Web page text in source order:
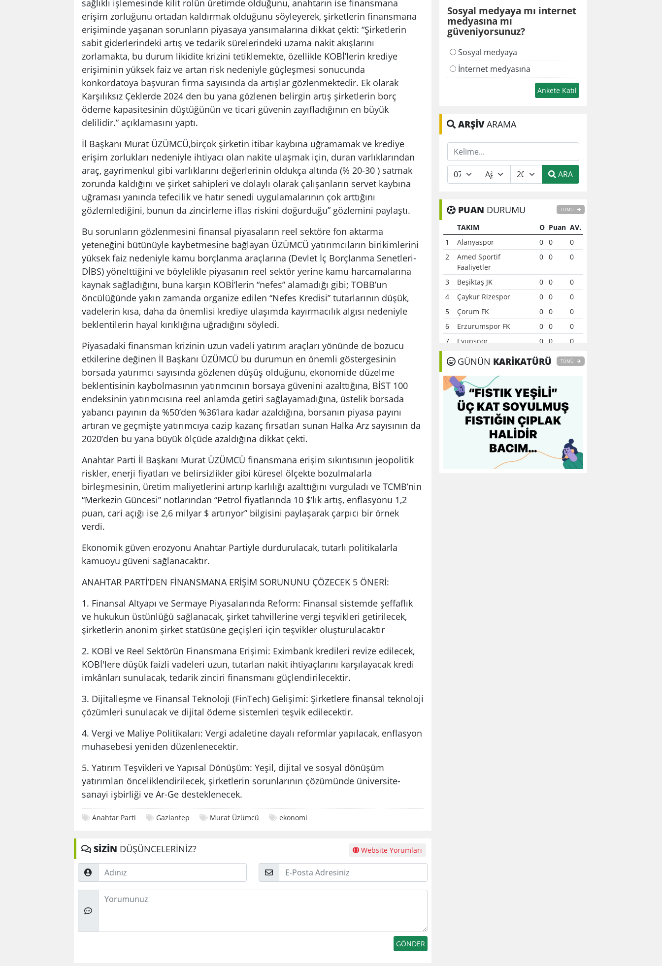
sağlıklı işlemesinde kilit rolün üretimde olduğunu, anahtarın ise finansmana
erişim zorluğunu ortadan kaldırmak olduğunu söyleyerek, şirketlerin finansmana
erişiminde yaşanan sorunların piyasaya yansımalarına dikkat çekti: “Şirketlerin
sabit giderlerindeki artış ve tedarik sürelerindeki uzama nakit akışlarını
zorlamakta, bu durum likidite krizini tetiklemekte, özellikle KOBİ’lerin krediye
erişiminin yüksek faiz ve artan risk nedeniyle güçleşmesi sonucunda
konkordatoya başvuran firma sayısında da artışlar gözlenmektedir. Ek olarak
Karşılıksız Çeklerde 2024 den bu yana gözlenen belirgin artış şirketlerin borç
ödeme kapasitesinin düştüğünün ve ticari güvenin zayıfladığının en büyük
delilidir.” açıklamasını yaptı.
İl Başkanı Murat ÜZÜMCÜ,birçok şirketin itibar kaybına uğramamak ve krediye
erişim zorlukları nedeniyle ihtiyacı olan nakite ulaşmak için, duran varlıklarından
araç, gayrimenkul gibi varlıklarını değerlerinin oldukça altında (% 20-30 ) satmak
zorunda kaldığını ve şirket sahipleri ve dolaylı olarak çalışanların servet kaybına
uğraması yanında tefecilik ve hatır senedi uygulamalarının çok arttığını
gözlemlediğini, bunun da zincirleme iflas riskini doğurduğu” gözlemini paylaştı.
Bu sorunların gözlenmesini finansal piyasaların reel sektöre fon aktarma
yeteneğini bütünüyle kaybetmesine bağlayan ÜZÜMCÜ yatırımcıların birikimlerini
yüksek faiz nedeniyle kamu borçlanma araçlarına (Devlet İç Borçlanma Senetleri-
DİBS) yönelttiğini ve böylelikle piyasanın reel sektör yerine kamu harcamalarına
kaynak sağladığını, buna karşın KOBİ’lerin “nefes” alamadığı gibi; TOBB’un
öncülüğünde yakın zamanda organize edilen “Nefes Kredisi” tutarlarının düşük,
vadelerin kısa, daha da önemlisi krediye ulaşımda kayırmacılık algısı nedeniyle
beklentilerin hayal kırıklığına uğradığını söyledi.
Piyasadaki finansman krizinin uzun vadeli yatırım araçları yönünde de bozucu
etkilerine değinen İl Başkanı ÜZÜMCÜ bu durumun en önemli göstergesinin
borsada yatırımcı sayısında gözlenen düşüş olduğunu, ekonomide düzelme
beklentisinin kaybolmasının yatırımcının borsaya güvenini azalttığına, BİST 100
endeksinin yatırımcısına reel anlamda getiri sağlayamadığına, üstelik borsada
yabancı payının da %50’den %36’lara kadar azaldığına, borsanın piyasa payını
artıran ve geçmişte yatırımcıya cazip kazanç fırsatları sunan Halka Arz sayısının da
2020’den bu yana büyük ölçüde azaldığına dikkat çekti.
Anahtar Parti İl Başkanı Murat ÜZÜMCÜ finansmana erişim sıkıntısının jeopolitik
riskler, enerji fiyatları ve belirsizlikler gibi küresel ölçekte bozulmalarla
birleşmesinin, üretim maliyetlerini artırıp karlılığı azalttığını vurguladı ve TCMB’nin
“Merkezin Güncesi” notlarından “Petrol fiyatlarında 10 $’lık artış, enflasyonu 1,2
puan, cari açığı ise 2,6 milyar $ artırıyor” bilgisini paylaşarak çarpıcı bir örnek
verdi.
Ekonomik güven erozyonu Anahtar Partiyle durdurulacak, tutarlı politikalarla
kamuoyu güveni sağlanacaktır.
ANAHTAR PARTİ’DEN FİNANSMANA ERİŞİM SORUNUNU ÇÖZECEK 5 ÖNERİ:
1. Finansal Altyapı ve Sermaye Piyasalarında Reform: Finansal sistemde şeffaflık
ve hukukun üstünlüğü sağlanacak, şirket tahvillerine vergi teşvikleri getirilecek,
şirketlerin anonim şirket statüsüne geçişleri için teşvikler oluşturulacaktır
2. KOBİ ve Reel Sektörün Finansmana Erişimi: Eximbank kredileri revize edilecek,
KOBİ'lere düşük faizli vadeleri uzun, tutarları nakit ihtiyaçlarını karşılayacak kredi
imkânları sunulacak, tedarik zinciri finansmanı güçlendirilecektir.
3. Dijitalleşme ve Finansal Teknoloji (FinTech) Gelişimi: Şirketlere finansal teknoloji
çözümleri sunulacak ve dijital ödeme sistemleri teşvik edilecektir.
4. Vergi ve Maliye Politikaları: Vergi adaletine dayalı reformlar yapılacak, enflasyon
muhasebesi yeniden düzenlenecektir.
5. Yatırım Teşvikleri ve Yapısal Dönüşüm: Yeşil, dijital ve sosyal dönüşüm
yatırımları önceliklendirilecek, şirketlerin sorunlarının çözümünde üniversite-
sanayi işbirliği ve Ar-Ge desteklenecek.
Anahtar Parti Gaziantep Murat Üzümcü ekonomi
SİZİN DÜŞÜNCELERİNİZ? Website Yorumları
Adınız
Posta
Düşünceleriniz
Sosyal medyaya mı internet
medyasına mı
güveniyorsunuz?
Sosyal medyaya
İnternet medyasına
ARŞİVARAMA
ARA
PUAN DURUMU TÜMÜ
TAKIM O Puan AV.
1
Alanyaspor 0 0
0
2
Amed Sportif
Faaliyetler
0 0 0
3 Beşiktaş JK 0 0
0
4
Çaykur Rizespor 0 0
0
5
Çorum FK 0 0
0
6
Erzurumspor FK 0 0
0
7
Eyüpspor 0 0
0
8
Fenerbahçe 0
0
10 Gaziantep FK 0 0
Gençlerbirliği 0 0
Göztepe 0 0
Başakşehir FK
Kasımpaşa
0
0
0
GÜNÜN KARİKATÜRÜ TÜMÜ